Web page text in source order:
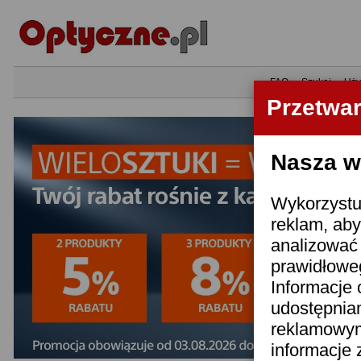
Nasza
reklam,
Informacje
informacje
•FAQ•Szukaj•